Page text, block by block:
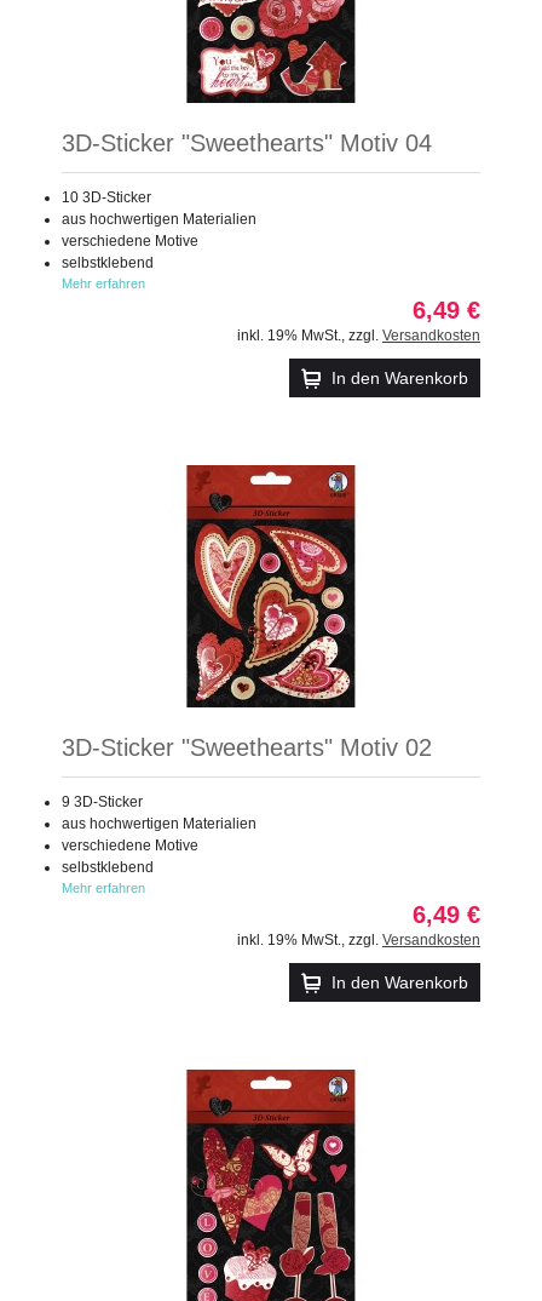
3D-Sticker "Sweethearts" Motiv 04
10 3D-Sticker
aus hochwertigen Materialien
verschiedene Motive
selbstklebend
Mehr erfahren
6,49 €
inkl. 19% MwSt. zzgl. Versandkosten
In den Warenkorb
3D-Sticker "Sweethearts" Motiv 02
9 3D-Sticker
aus hochwertigen Materialien
verschiedene Motive
selbstklebend
Mehr erfahren
6,49 €
inkl. 19% MwSt. zzgl. Versandkosten
In den Warenkorb